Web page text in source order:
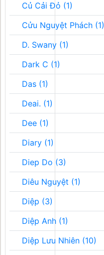
Củ Cải Đỏ (1)
Cửu Nguyệt Phách (1)
D. Swany (1)
Dark C (1)
Das (1)
Deai. (1)
Dee (1)
Diary (1)
Diep Do (3)
Diêu Nguyệt (1)
Diệp (3)
Diệp Anh (1)
Diệp Lưu Nhiên (10)